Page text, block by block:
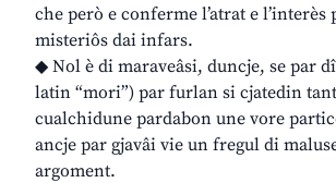
che però e conferme l’atrat e l’interès
misteriôs dai infars.
◆ Nol è di maraveâsi, duncje, se par
latin “mori”) par furlan si cjatedin
cualchidune pardabon une vore
ancje par gjavâi vie un fregul di
argoment.